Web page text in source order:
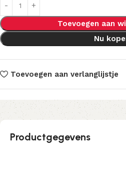
Toevoegen aan
Nu
Toevoegen aan verlanglijstje
Productgegevens